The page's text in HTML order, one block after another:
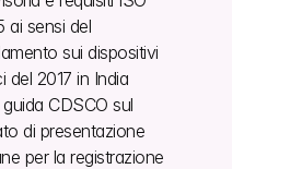
ai sensi del
sui dispositivi
del 2017 in India
CDSCO sul
di presentazione
per la registrazione